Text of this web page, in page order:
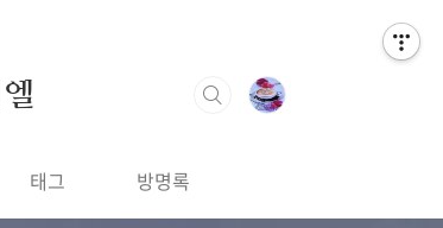
태그 방명록